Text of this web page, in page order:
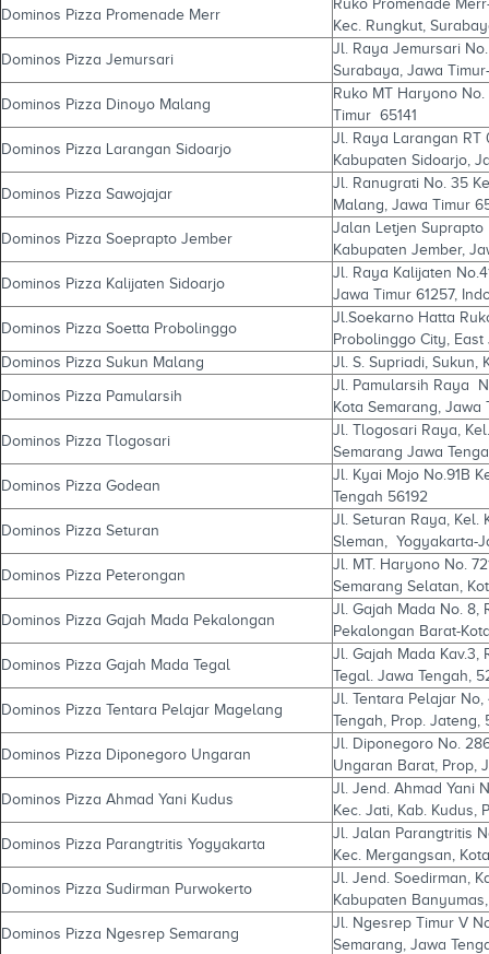
Dominos Pizza Promenade Merr
Ruko Promenade
Kec. Rungkut,
Dominos Pizza Jemursari
Jl. Raya Jemursari
Surabaya, Jawa
Dominos Pizza Dinoyo Malang
Ruko MT Haryono
Timur 65141
Dominos Pizza Larangan Sidoarjo
Jl. Raya Larangan RT
Kabupaten Sidoarjo,
Dominos Pizza Sawojajar
Jl. Ranugrati No. 35
Malang, Jawa Timur
Dominos Pizza Soeprapto Jember
Jalan Letjen Suprapto
Kabupaten Jember,
Dominos Pizza Kalijaten Sidoarjo
Jl. Raya Kalijaten
Jawa Timur 61257,
Dominos Pizza Soetta Probolinggo
Jl.Soekarno Hatta
Probolinggo City, East
Dominos Pizza Sukun Malang
Jl. S. Supriadi, Sukun,
Dominos Pizza Pamularsih
Jl. Pamularsih Raya
Kota Semarang, Jawa
Dominos Pizza Tlogosari
Jl. Tlogosari Raya,
Semarang Jawa
Dominos Pizza Godean
Jl. Kyai Mojo No.91B
Tengah 56192
Dominos Pizza Seturan
Jl. Seturan Raya, Kel.
Sleman, Yogyakarta-
Dominos Pizza Peterongan
Jl. MT. Haryono No.
Semarang Selatan,
Dominos Pizza Gajah Mada Pekalongan
Jl. Gajah Mada No. 8,
Pekalongan Barat-
Dominos Pizza Gajah Mada Tegal
Jl. Gajah Mada Kav.3,
Tegal. Jawa Tengah,
Dominos Pizza Tentara Pelajar Magelang
Jl. Tentara Pelajar
Tengah, Prop. Jateng,
Dominos Pizza Diponegoro Ungaran
Jl. Diponegoro No.
Ungaran Barat, Prop,
Dominos Pizza Ahmad Yani Kudus
Jl. Jend. Ahmad Yani
Kec. Jati, Kab. Kudus,
Dominos Pizza Parangtritis Yogyakarta
Jl. Jalan Parangtritis
Kec. Mergangsan,
Dominos Pizza Sudirman Purwokerto
Jl. Jend. Soedirman,
Kabupaten
Dominos Pizza Ngesrep Semarang
Jl. Ngesrep Timur V
Semarang, Jawa